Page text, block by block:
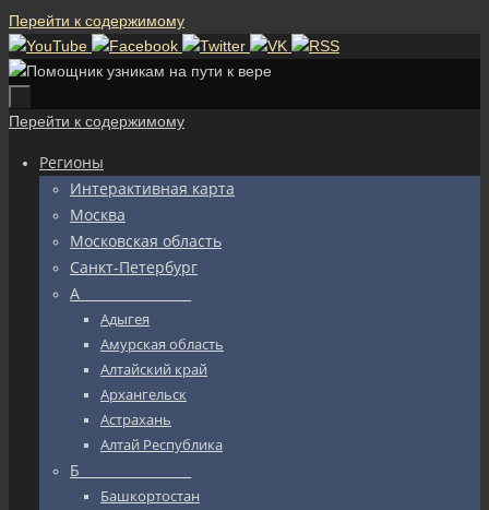
Перейти к содержимому
Перейти к содержимому
Регионы
Интерактивная карта
Москва
Московская область
Санкт-Петербург
А_________________
Адыгея
Амурская область
Алтайский край
Архангельск
Астрахань
Алтай Республика
Б_________________
Башкортостан